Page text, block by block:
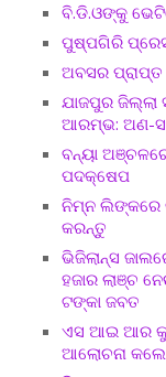
ବି.ଡି.ଓଙ୍କୁ
ପୁଷ୍ପଗିରି
ଅବସର
ଯାଜପୁର ଜିଲ୍ଲା
ଆରମ୍ଭ: ଅଣ-
ବନ୍ୟା
ପଦକ୍ଷେପ
ନିମ୍ନ ଲିଙ୍କରେ
କରନ୍ତୁ
ଭିଜିଲାନ୍ସ
ହଜାର ଲାଞ୍ଚ
ଟଙ୍କା ଜବତ
ଏସ ଆଇ ଆର କୁ
ଆଲୋଚନା